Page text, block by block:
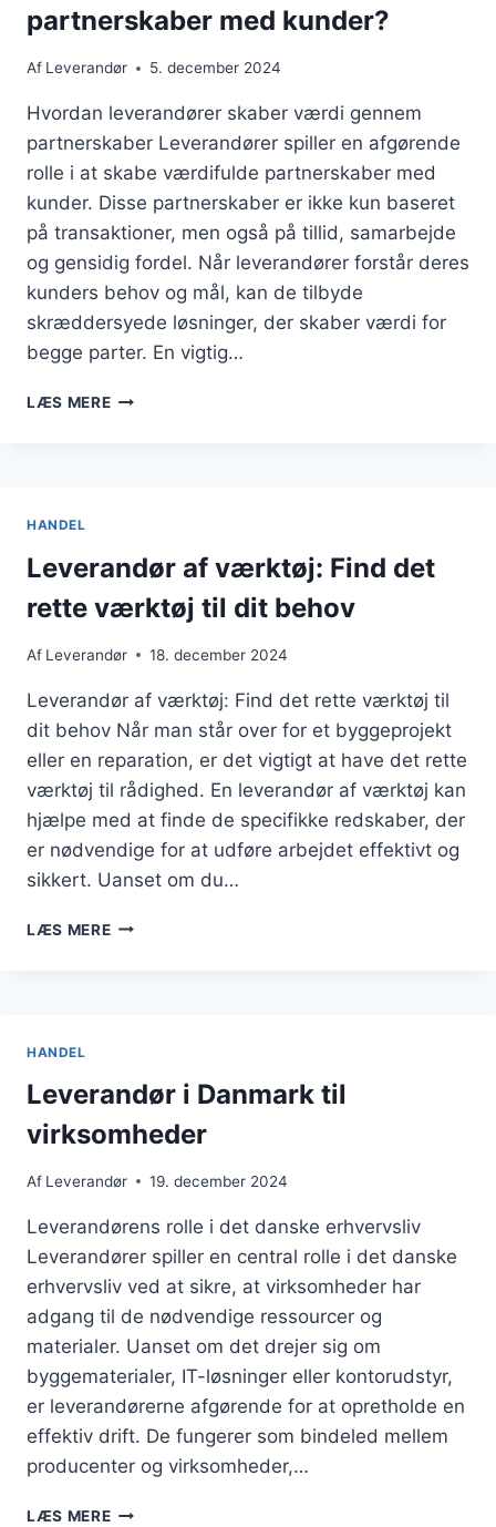
partnerskaber med kunder?
Af Leverandør 5. december 2024
Hvordan leverandører skaber værdi gennem
partnerskaber Leverandører spiller en afgørende
rolle i at skabe værdifulde partnerskaber med
kunder. Disse partnerskaber er ikke kun baseret
på transaktioner, men også på tillid, samarbejde
og gensidig fordel. Når leverandører forstår deres
kunders behov og mål, kan de tilbyde
skræddersyede løsninger, der skaber værdi for
begge parter. En vigtig…
LÆS MEREHVORDAN
PARTNERSKABER
MED
KUNDER?
HANDEL
Leverandør af værktøj: Find det
rette værktøj til dit behov
Af Leverandør 18. december 2024
Leverandør af værktøj: Find det rette værktøj til
dit behov Når man står over for et byggeprojekt
eller en reparation, er det vigtigt at have det rette
værktøj til rådighed. En leverandør af værktøj kan
hjælpe med at finde de specifikke redskaber, der
er nødvendige for at udføre arbejdet effektivt og
sikkert. Uanset om du…
LÆS MERELEVERANDØR
TIL
DIT
BEHOV
HANDEL
Leverandør i Danmark til
virksomheder
Af Leverandør 19. december 2024
Leverandørens rolle i det danske erhvervsliv
Leverandører spiller en central rolle i det danske
erhvervsliv ved at sikre, at virksomheder har
adgang til de nødvendige ressourcer og
materialer. Uanset om det drejer sig om
byggematerialer, IT-løsninger eller kontorudstyr,
er leverandørerne afgørende for at opretholde en
effektiv drift. De fungerer som bindeled mellem
producenter og virksomheder,…
LÆS MERELEVERANDØR